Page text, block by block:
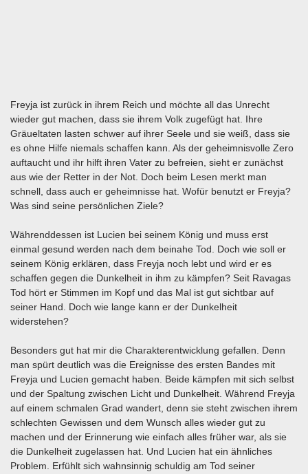
Freyja ist zurück in ihrem Reich und möchte all das Unrecht
wieder gut machen, dass sie ihrem Volk zugefügt hat. Ihre
Gräueltaten lasten schwer auf ihrer Seele und sie weiß, dass sie
es ohne Hilfe niemals schaffen kann. Als der geheimnisvolle Zero
auftaucht und ihr hilft ihren Vater zu befreien, sieht er zunächst
aus wie der Retter in der Not. Doch beim Lesen merkt man
schnell, dass auch er geheimnisse hat. Wofür benutzt er Freyja?
Was sind seine persönlichen Ziele?
Währenddessen ist Lucien bei seinem König und muss erst
einmal gesund werden nach dem beinahe Tod. Doch wie soll er
seinem König erklären, dass Freyja noch lebt und wird er es
schaffen gegen die Dunkelheit in ihm zu kämpfen? Seit Ravagas
Tod hört er Stimmen im Kopf und das Mal ist gut sichtbar auf
seiner Hand. Doch wie lange kann er der Dunkelheit
widerstehen?
Besonders gut hat mir die Charakterentwicklung gefallen. Denn
man spürt deutlich was die Ereignisse des ersten Bandes mit
Freyja und Lucien gemacht haben. Beide kämpfen mit sich selbst
und der Spaltung zwischen Licht und Dunkelheit. Während Freyja
auf einem schmalen Grad wandert, denn sie steht zwischen ihrem
schlechten Gewissen und dem Wunsch alles wieder gut zu
machen und der Erinnerung wie einfach alles früher war, als sie
die Dunkelheit zugelassen hat. Und Lucien hat ein ähnliches
Problem. Erfühlt sich wahnsinnig schuldig am Tod seiner